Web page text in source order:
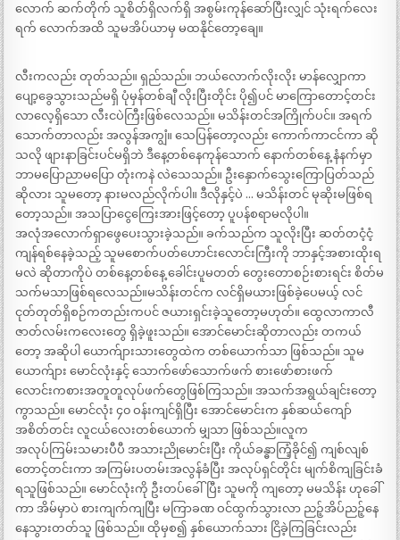
လောက် ဆက်တိုက် သူစိတ်ရှိလက်ရှိ အစွမ်းကုန်ဆော်ပြီးလျှင် သုံးရက်လေး
ရက် လောက်အထိ သူမအိပ်ယာမှ မထနိုင်တော့ချေ။
လီးကလည်း တုတ်သည်။ ရှည်သည်။ ဘယ်လောက်လိုးလိုး မာန်လျှောကာ
ပျော့ခွေသွားသည်မရှိ ပုံမှန်တစ်ချီ လိုးပြီးတိုင်း ပို၍ပင် မာကြောတောင့်တင်း
လာလေ့ရှိသော လီးငပဲကြီးဖြစ်လေသည်။ မသိန်းတင်အကြိုက်ပင်။ အရက်
သောက်တာလည်း အလွန်အကျွံ။ သေပြန်တော့လည်း ကောက်ကာငင်ကာ ဆို
သလို ဖျားနာခြင်းပင်မရှိဘဲ ဒီနေ့တစ်နေကုန်သောက် နောက်တစ်နေ့ နံနက်မှာ
ဘာမပြောညာမပြော တုံးကနဲ လဲသေသည်။ ဦးနှောက်သွေးကြောပြတ်သည်
ဆိုလား သူမတော့ နားမလည်လိုက်ပါ။ ဒီလိုနှင့်ပဲ … မသိန်းတင် မုဆိုးမဖြစ်ရ
တော့သည်။ အသပြာငွေကြေးအားဖြင့်တော့ ပူပန်စရာမလိုပါ။
အလုံအလောက်ရှာဖွေပေးသွားခဲ့သည်။ ခက်သည်က သူလိုးပြီး ဆတ်တငံ့ငံ့
ကျန်ရစ်နေခဲ့သည့် သူမစောက်ပတ်ဟောင်းလောင်းကြီးကို ဘာနှင့်အစားထိုးရ
မလဲ ဆိုတာကိုပဲ တစ်နေ့တစ်နေ့ ခေါင်းပူမတတ် တွေးတောစဉ်းစားရင်း စိတ်မ
သက်မသာဖြစ်ရလေသည်။မသိန်းတင်က လင်ရှိမယားဖြစ်ခဲ့ပေမယ့် လင်
ငုတ်တုတ်ရှိစဉ်ကတည်းကပင် ဇယားရှင်းခဲ့သူတော့မဟုတ်။ ထွေလာကာလီ
ဇာတ်လမ်းကလေးတွေ ရှိခဲ့ဖူးသည်။ အောင်မောင်းဆိုတာလည်း တကယ်
တော့ အဆိုပါ ယောက်ျားသားတွေထဲက တစ်ယောက်သာ ဖြစ်သည်။ သူမ
ယောက်ျား မောင်လုံးနှင့် သောက်ဖော်သောက်ဖက် စားဖော်စားဖက်
လောင်းကစားအတူတူလုပ်ဖက်တွေဖြစ်ကြသည်။ အသက်အရွယ်ချင်းတော့
ကွာသည်။ မောင်လုံး ၄၀ ဝန်းကျင်ရှိပြီး အောင်မောင်းက နှစ်ဆယ်ကျော်
အစိတ်တင်း လူငယ်လေးတစ်ယောက် မျှသာ ဖြစ်သည်။လူက
အလုပ်ကြမ်းသမားပီပီ အသားညိုမောင်းပြီး ကိုယ်ခန္ဓာကြံ့ခိုင်၍ ကျစ်လျစ်
တောင့်တင်းကာ အကြမ်းပတမ်းအလွန်ခံပြီး အလုပ်ရှင်တိုင်း မျက်စိကျခြင်းခံ
ရသူဖြစ်သည်။ မောင်လုံးကို ဦးတပ်ခေါ်ပြီး သူမကို ကျတော့ မမသိန်း ဟုခေါ်
ကာ အိမ်မှာပဲ စားကျက်ကျပြီး မကြာခဏ ဝင်ထွက်သွားလာ ညဉ့်အိပ်ညဉ့်နေ
နေသွားတတ်သူ ဖြစ်သည်။ ထိုမှစ၍ နှစ်ယောက်သား ငြိခဲ့ကြခြင်းလည်း